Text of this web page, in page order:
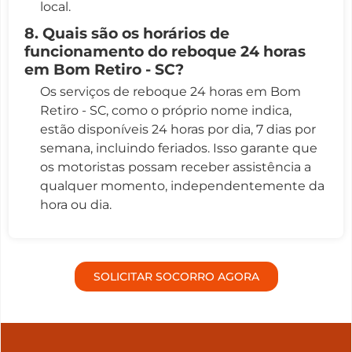
local.
8. Quais são os horários de
funcionamento do reboque 24 horas
em Bom Retiro - SC?
Os serviços de reboque 24 horas em Bom
Retiro - SC, como o próprio nome indica,
estão disponíveis 24 horas por dia, 7 dias por
semana, incluindo feriados. Isso garante que
os motoristas possam receber assistência a
qualquer momento, independentemente da
hora ou dia.
SOLICITAR SOCORRO AGORA